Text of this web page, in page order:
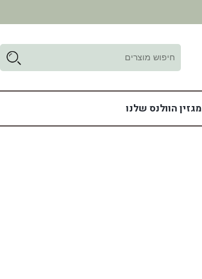
מגזין הוולנס שלנו